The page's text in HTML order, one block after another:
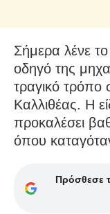
Σήμερα λένε το
οδηγό της
τραγικό τρόπο
Καλλιθέας. Η
προκαλέσει
όπου
Πρόσθεσε